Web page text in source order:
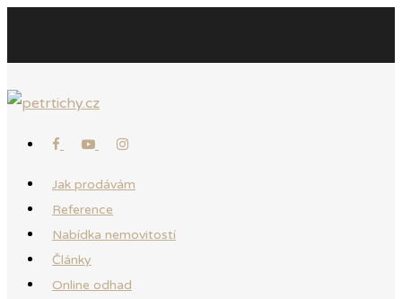
Jak prodávám
Reference
Nabídka nemovitostí
Články
Online odhad